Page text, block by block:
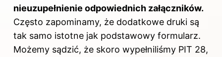
nieuzupełnienie odpowiednich załączników.
Często zapominamy, że dodatkowe druki są
tak samo istotne jak podstawowy formularz.
Możemy sądzić, że skoro wypełniliśmy PIT 28,